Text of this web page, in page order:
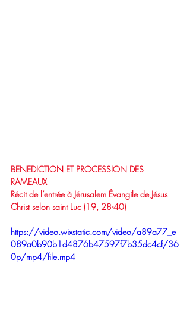
BENEDICTION ET PROCESSION DES
RAMEAUX
Récit de l’entrée à Jérusalem Évangile de Jésus
Christ selon saint Luc (19, 28-40)
https://video.wixstatic.com/video/a89a77_e
089a0b90b1d4876b47597f7b35dc4cf/36
0p/mp4/file.mp4